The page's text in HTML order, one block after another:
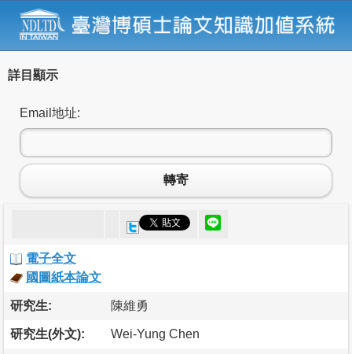
詳目顯示
Email地址:
轉寄
電子全文
國圖紙本論文
研究生: 陳維勇
研究生(外文): Wei-Yung Chen